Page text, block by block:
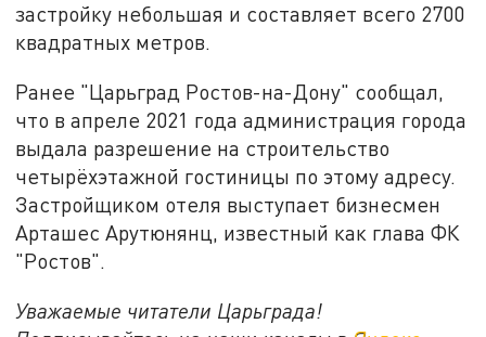
застройку небольшая и составляет всего 2700
квадратных метров.
Ранее "Царьград Ростов-на-Дону" сообщал,
что в апреле 2021 года администрация города
выдала разрешение на строительство
четырёхэтажной гостиницы по этому адресу.
Застройщиком отеля выступает бизнесмен
Арташес Арутюнянц, известный как глава ФК
"Ростов".
Уважаемые читатели Царьграда!